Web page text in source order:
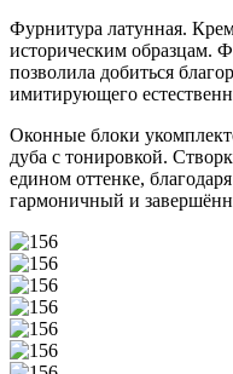
Фурнитура латунная.
историческим образцам.
позволила добиться
имитирующего
Оконные блоки
дуба с тонировкой.
едином оттенке,
гармоничный и